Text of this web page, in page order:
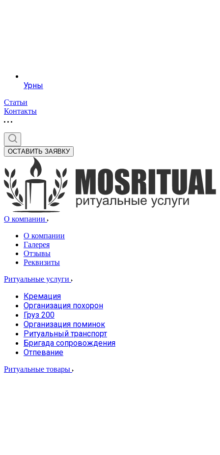
Урны
Статьи
Контакты
ОСТАВИТЬ ЗАЯВКУ
О компании
О компании
Галерея
Отзывы
Реквизиты
Ритуальные услуги
Кремация
Организация похорон
Груз 200
Организация поминок
Ритуальный транспорт
Бригада сопровождения
Отпевание
Ритуальные товары